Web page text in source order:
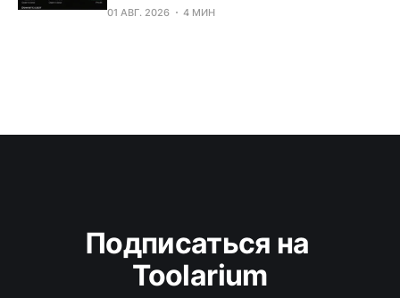
01 АВГ. 2026 4 МИН
Подписаться на
Toolarium